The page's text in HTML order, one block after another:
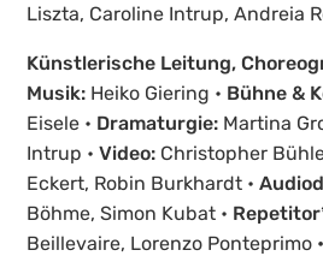
Liszta, Caroline Intrup, Andreia
Künstlerische Leitung,
Musik: Heiko Giering • Bühne &
Eisele • Dramaturgie: Martina
Intrup •Video: Christopher
Eckert, Robin Burkhardt •
Böhme, Simon Kubat •
Beillevaire, Lorenzo Ponteprimo •